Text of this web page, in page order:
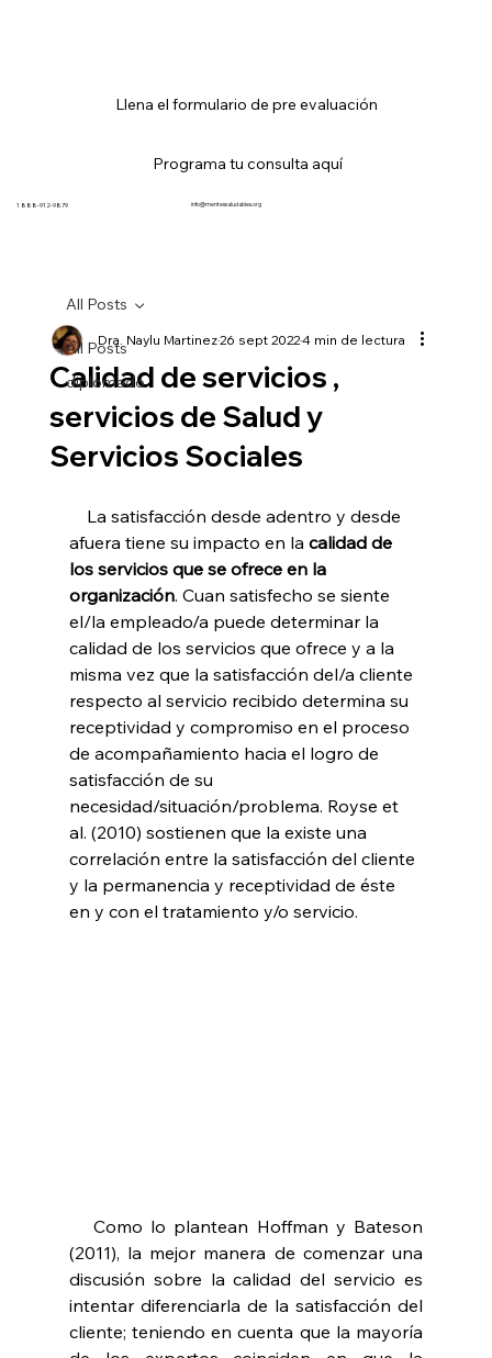
Llena el formulario de pre evaluación
Programa tu consulta aquí
info@mentessaludables.org
1 888-912-9879
All Posts
diplomado
All Posts
Calidad de servicios ,
servicios de Salud y
Servicios Sociales
Dra. Naylu Martinez26 sept 20224 min de lectura
afuera tiene su impacto en la calidad de
los servicios que se ofrece en la
organización. Cuan satisfecho se siente
el/la empleado/a puede determinar la
calidad de los servicios que ofrece y a la
misma vez que la satisfacción del/a cliente
respecto al servicio recibido determina su
receptividad y compromiso en el proceso
de acompañamiento hacia el logro de
satisfacción de su
necesidad/situación/problema. Royse et
al. (2010) sostienen que la existe una
correlación entre la satisfacción del cliente
y la permanencia y receptividad de éste
en y con el tratamiento y/o servicio.
(2011), la mejor manera de comenzar una
discusión sobre la calidad del servicio es
intentar diferenciarla de la satisfacción del
cliente; teniendo en cuenta que la mayoría